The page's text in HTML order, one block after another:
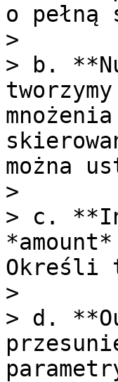
o pełną
>
> b.
można
>
> c.
Określi
>
> d.